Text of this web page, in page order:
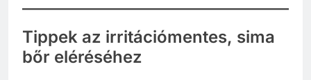
Tippek az irritációmentes, sima
bőr eléréséhez